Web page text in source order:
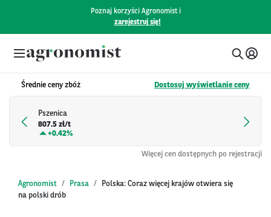
Poznaj korzyści Agronomist i
zarejestruj się!
Średnie ceny zbóż Dostosuj wyświetlanie ceny
Pszenica
807.5 zł/t
+0.42%
Więcej cen dostępnych po rejestracji
Agronomist Prasa
Polska: Coraz więcej krajów otwiera się
na polski drób